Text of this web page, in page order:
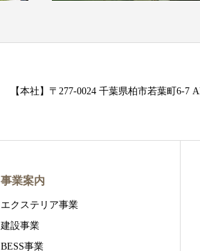
【本社】〒277-0024 千葉県柏市若葉町6-7
事業案内
エクステリア事業
建設事業
BESS事業